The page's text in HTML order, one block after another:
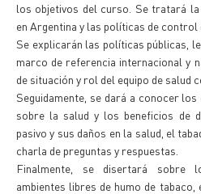
los objetivos del curso. Se tratará la
en Argentina y las políticas de control
Se explicarán las políticas públicas,
marco de referencia internacional y
de situación y rol del equipo de salud
Seguidamente, se dará a conocer
sobre la salud y los beneficios de
pasivo y sus daños en la salud, el
charla de preguntas y respuestas.
Finalmente, se disertará sobre
ambientes libres de humo de